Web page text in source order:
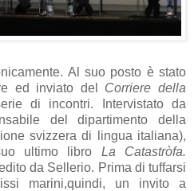
Al suo posto è stato
ed inviato del Corriere della
di incontri. Intervistato da
del dipartimento della
svizzera di lingua italiana),
ultimo libro La Catastròfa.
da Sellerio. Prima di tuffarsi
marini,quindi, un invito a